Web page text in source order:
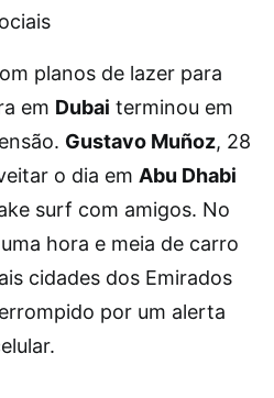
planos de lazer para
em Dubai terminou em
Gustavo Muñoz, 28
o dia em Abu Dhabi
surf com amigos. No
hora e meia de carro
cidades dos Emirados
por um alerta